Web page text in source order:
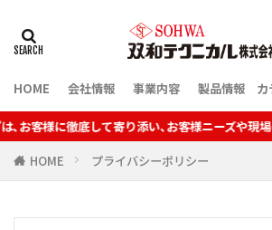
HOME 会社情報 事業内容 製品情報 カ
場の課題解決において､相互の信頼関
HOME
プライバシーポリシー